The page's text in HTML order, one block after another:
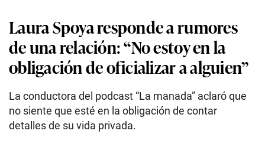
Laura Spoya responde a rumores
de una relación: “No estoy en la
obligación de oficializar a alguien”
La conductora del podcast “La manada” aclaró que
no siente que esté en la obligación de contar
detalles de su vida privada.